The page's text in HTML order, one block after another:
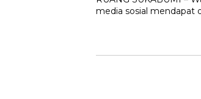
media sosial mendapat